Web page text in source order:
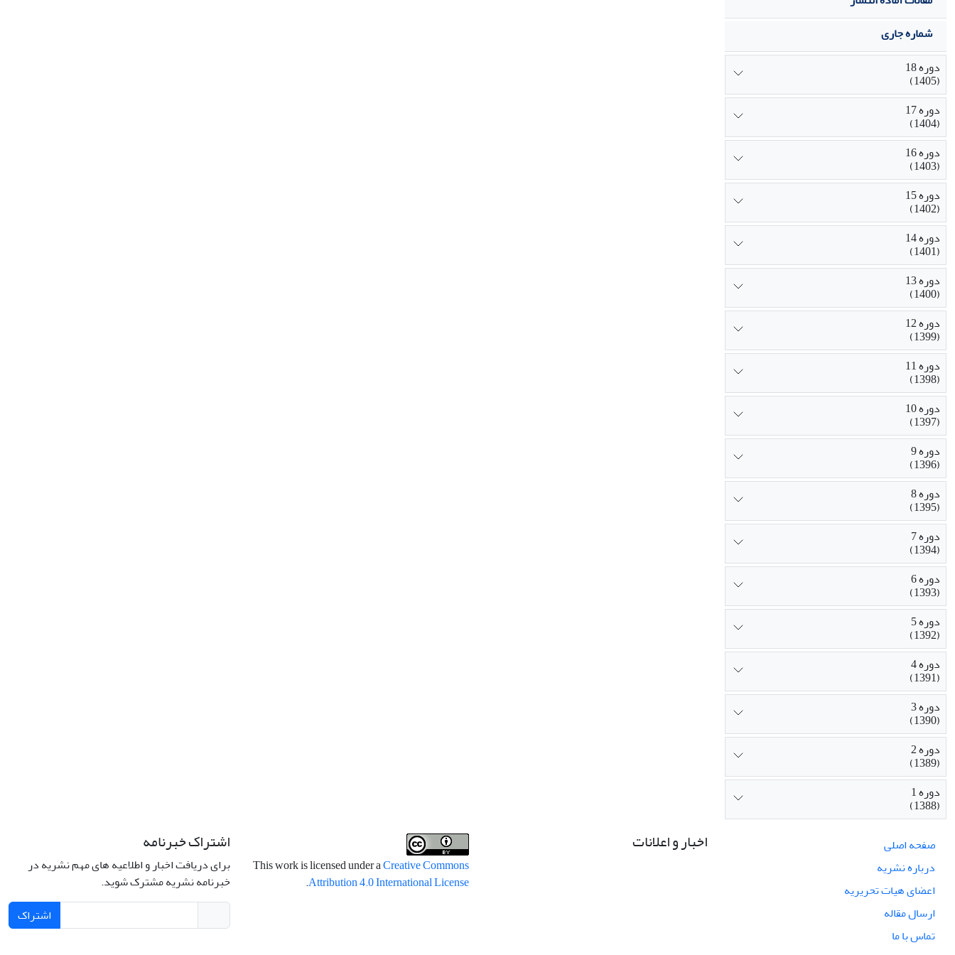
شماره جاری
دوره 18
(1405)
دوره 17
(1404)
دوره 16
(1403)
دوره 15
(1402)
دوره 14
(1401)
دوره 13
(1400)
دوره 12
(1399)
دوره 11
(1398)
دوره 10
(1397)
دوره 9
(1396)
دوره 8
(1395)
دوره 7
(1394)
دوره 6
(1393)
دوره 5
(1392)
دوره 4
(1391)
دوره 3
(1390)
دوره 2
(1389)
دوره 1
(1388)
صفحه اصلی
درباره نشریه
اعضای هیات تحریریه
ارسال مقاله
تماس با ما
اخبار و اعلانات
This work is licensed under aCreative Commons
Attribution 4.0 International License
.
اشتراک خبرنامه
برای دریافت اخبار و اطلاعیه های مهم نشریه در
خبرنامه نشریه مشترک شوید.
اشتراک